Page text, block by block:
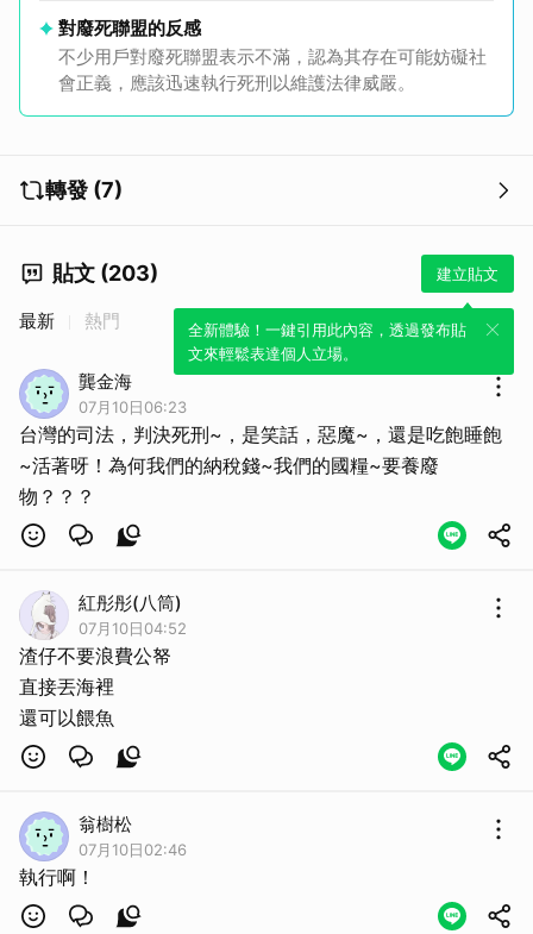
對廢死聯盟的反感
不少用戶對廢死聯盟表示不滿，認為其存在可能妨礙社
會正義，應該迅速執行死刑以維護法律威嚴。
轉發 (7)
貼文 (203) 建立貼文
全新體驗！一鍵引用此內容，透過發布貼
文來輕鬆表達個人立場。
最新 熱門
龔金海
07月10日06:23
台灣的司法，判決死刑~，是笑話，惡魔~，還是吃飽睡飽
~活著呀！為何我們的納稅錢~我們的國糧~要養廢
物？？？
紅彤彤(八筒)
07月10日04:52
渣仔不要浪費公帑
直接丟海裡
還可以餵魚
翁樹松
07月10日02:46
執行啊！